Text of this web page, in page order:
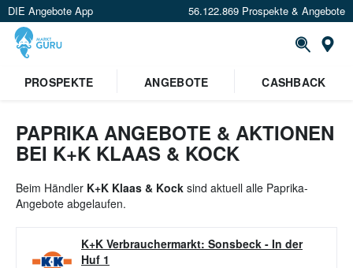
DIE Angebote App 56.122.869 Prospekte & Angebote
Standort festlegen
PROSPEKTE ANGEBOTE CASHBACK
PAPRIKA ANGEBOTE & AKTIONEN
BEI K+K KLAAS & KOCK
Beim Händler K+K Klaas & Kock sind aktuell alle Paprika-
Angebote abgelaufen.
K+K Verbrauchermarkt: Sonsbeck - In der
Huf 1